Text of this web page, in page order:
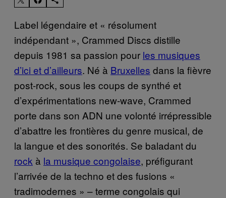
Label légendaire et « résolument
indépendant », Crammed Discs distille
depuis 1981 sa passion pour les musiques
d’ici et d’ailleurs. Né à Bruxelles dans la fièvre
post-rock, sous les coups de synthé et
d’expérimentations new-wave, Crammed
porte dans son ADN une volonté irrépressible
d’abattre les frontières du genre musical, de
la langue et des sonorités. Se baladant du
rock à la musique congolaise, préfigurant
l’arrivée de la techno et des fusions «
tradimodernes » – terme congolais qui